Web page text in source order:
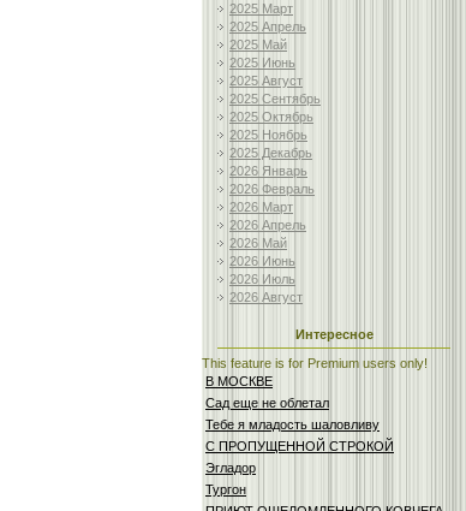
2025 Март
2025 Апрель
2025 Май
2025 Июнь
2025 Август
2025 Сентябрь
2025 Октябрь
2025 Ноябрь
2025 Декабрь
2026 Январь
2026 Февраль
2026 Март
2026 Апрель
2026 Май
2026 Июнь
2026 Июль
2026 Август
Интересное
This feature is for Premium users only!
В МОСКВЕ
Сад еще не облетал
Тебе я младость шаловливу
С ПРОПУЩЕННОЙ СТРОКОЙ
Эгладор
Тургон